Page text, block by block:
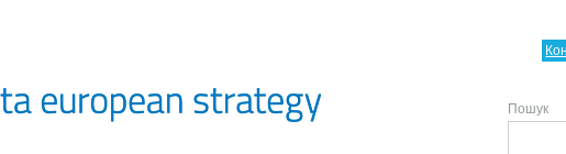
Пошук